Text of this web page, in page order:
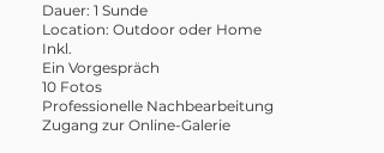
Dauer: 1 Sunde
Location: Outdoor oder Home
Inkl.
Ein Vorgespräch
10 Fotos
Professionelle Nachbearbeitung
Zugang zur Online-Galerie